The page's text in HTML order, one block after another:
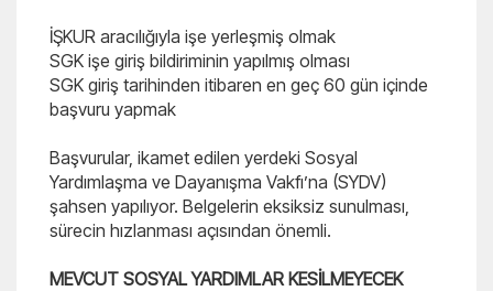
İŞKUR aracılığıyla işe yerleşmiş olmak
SGK işe giriş bildiriminin yapılmış olması
SGK giriş tarihinden itibaren en geç 60 gün içinde
başvuru yapmak
Başvurular, ikamet edilen yerdeki Sosyal
Yardımlaşma ve Dayanışma Vakfı’na (SYDV)
şahsen yapılıyor. Belgelerin eksiksiz sunulması,
sürecin hızlanması açısından önemli.
MEVCUT SOSYAL YARDIMLAR KESİLMEYECEK